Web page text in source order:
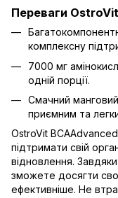
Переваги
комплексну
7000 мг
одній порції.
Смачний
приємним та
OstroVit
підтримати свій
відновлення.
зможете досягти
ефективніше. Не